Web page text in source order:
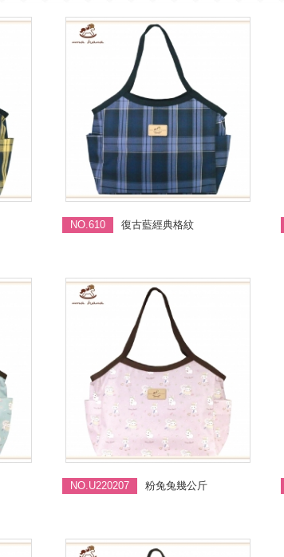
NO.610 復古藍經典格紋
NO.U220207 粉兔兔幾公斤